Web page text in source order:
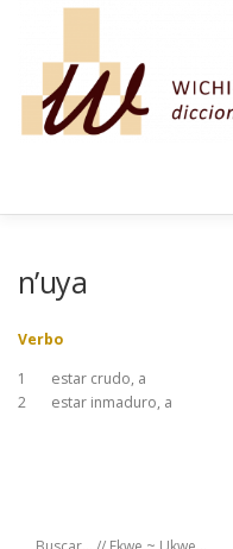
Saltar al contenido
ORDEN ALFABÉTICO
n’uya
Verbo
1
estar crudo, a
2
estar inmaduro, a